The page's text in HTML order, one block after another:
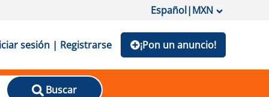
Español|MXN
sesión | Registrarse ¡Pon un anuncio!
Buscar